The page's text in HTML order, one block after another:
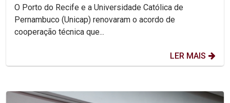
formação acadêmica
O Porto do Recife e a Universidade Católica de
Pernambuco (Unicap) renovaram o acordo de
cooperação técnica que...
LER MAIS